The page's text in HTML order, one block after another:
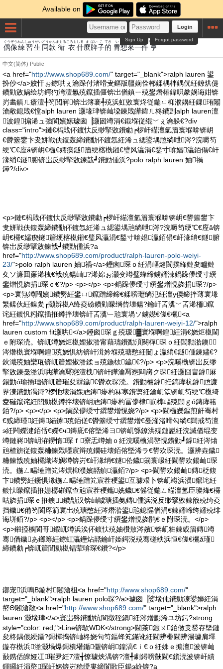
Available on
Login
Forgot password
Sign Up
偶像
ぐうぞう
練習生
れんしゅうせい
同
どう
款
かん
衛
まもる
衣
ころも
什
しる
麼
ま
牌
ぱい
子
こ
的
てき
胃
い
想
そう
來
らい
一件
いっけん
亨
とおる
中文(简体) Public
<a href="http://www.shop689.com/" target="_blank">ralph lauren 鍙
扮仯</a>姣忓ぉ鐐哄ぇ瀹跺付渚嗗叏鏂版疆娴佺郴鍒楀柈鍝侊紝鐐烘偍
鐨勭敓娲绘坊鍔犳洿澶氱殑鑹插僵锛岀偤鎮ㄧ殑鐢熸椿鍏呮豢娲诲姏锛
岃畵鎮ㄦ瘡澶╀笉閲嶈锛岀簿褰╃殑浜虹敓寰炵従鍦ㄩ枊濮嬶紝鏁珛闂
滄敞鎴戝€憆alph lauren 灏堟珒锛屾垜鍊戝皣鍏ㄦ柊鐨剅alph lauren澶
波鍠搧浠ュ強閬嬪嫊璩囪▕灏囦竴涓€鍛堢従绲﹀ぇ瀹躲€?div
class="intro">鏈€杩戝伓鍍忕反缈掔敓鐨勮┍椤屽緢澶氫篃寰堢啽锛岄
€欎簺鐢卞叏姘戦伕鍑轰締鐨勫伓鍍忥紝浠ュ緦鍙堣兘绱呭涔?浣嗕笉
绠℃€庢ǎ锛岄€欏€嬬瘈鐩篃绠楁槸鎺€璧风灜涓€鍫寸啽娼灜銆傝€屽
湪绡€鐩腑锛岀反缈掔敓鍊戠┛鐨勯偅浜?polo ralph lauren 妯禍
鑸?/div>
<p>鏈€杩戝伓鍍忕反缈掔敓鐨勮┍椤屽緢澶氫篃寰堢啽锛岄€欎簺鐢卞
叏姘戦伕鍑轰締鐨勫伓鍍忥紝浠ュ緦鍙堣兘绱呭涔?浣嗕笉绠℃€庢ǎ锛
岄€欏€嬬瘈鐩篃绠楁槸鎺€璧风灜涓€鍫寸啽娼灜銆傝€屽湪绡€鐩腑
锛岀反缈掔敓鍊戠┛鐨勯偅浜?a
href="http://www.shop689.com/product/ralph-lauren-polo-weiyi-
23/">polo ralph lauren 妯禍</a>鑸囪琛ｏ紝涓嶇煡閬撲綘鏈夋矑鏈
夊ソ濂囬亷浠栧€戠殑鍚屾?浠婂ぉ灏变竴璧蜂締鐪嬬湅鍋跺儚绶寸繏
鐢熷悓娆捐琛ｃ€?/p> <p></p> <p>鍋跺儚绶寸繏鐢熷悓娆捐琛?/p>
<p>寰炰竴闁嬪鐨勶紝鐢ㄩ鑹蹭締鍗€鍒嗙瓑绱氾紝澶у偄鍗拌薄寰堟
繁鍒伙紝鎳夎┎灏辨槸A绛夌礆鐨勭矇绱呰壊鍚?鑰屽叾瀵﹀叾浠栭鑹
诧紝鍍忛粌鑹插拰鐏拌壊锛屽叾瀵﹂兘寰堝ソ鐪嬨€傞€欐<a
href="http://www.shop689.com/product/ralph-lauren-weiyi-12/">ralph
lauren custom fit灏哄</a>鑸囪琛ｇ殑瑷▓寰堢啊鍠紝涓€娆炬槸閫
ｅ附琛涜。锛屼竴娆炬槸娌掓湁甯藉瓙鐨勫湏闋樿琛ｏ紝閭勬湁鐭
涔熸槸寰堢啊鍠殑娆惧紡锛屽湒妗堢殑瑭憋紝闄ょ灜绡€鐩偅鍊嬧€?
鈥濈殑妯欒瓨锛屼篃娌掓湁鍒ョ殑鍦栨鐬€?/p> <p>浣嗘槸锛岀反缈
掔敓鍊戞湁浜哄皣瀹冩惌澶栧锛屽皣瀹冩惌閰嶈ク琛紝灏囧畠鎼厤
鍚勭ó瑜插瓙锛屼篃璀夋槑鐬€欎欢琛涜。鐨勭櫨鎼拰鎬庨杭鎼兘濂
界湅鐨勭湡鐞?椤忚壊涓婇兘鏄瘮杓冧寒鐨勶紝鑰屼笖锛屼笉绠℃槸绮
夌磪鑹诧紝閭勬槸鐏拌壊锛岄兘鏄瘮杓冨儚棣崱榫嶇殑閭ｇó鏄庨簵
銆?/p> <p></p> <p>鍋跺儚绶寸繏鐢熷悓娆?/p> <p>閫欏皪鏂煎皯骞村
€戜締瑾紝鏄緢鎼殑銆傞€欎簺绶寸繏鐢熷€戞湰渚嗗勾绱€閮戒笉澶
э紝闁嬫湕銆佸€嬫€ч鏄庛€傛墍浠ヨ锛屼綔鐐洪殜鏈嶏紝浣滅偤绲变
竴鏈嶈锛岄洊鐒惰琛ｆ寮忎竴妯ｏ紝浣嗘槸涓嶅悓鐨勭┛鎼紝涔熻
兘楂旂従鍑轰粬鍊戣嚜宸辩殑鐗硅壊銆傛墍浠ラ€欎欢琛涜。灏辨垚鐬
粬鍊戠殑妯欏織涔嬩竴锛岃€屽湪绡€鐩伀鐬箣寰岋紝閫欎欢鍚屾琛
涜。鍦ㄥ畼缍蹭笂涔熼枊濮嬪嚭鍞灜銆?/p> <p>閫欎欢鍚屾鏄柉鍑
卞鐨勶紝鐝惧湪鍦ㄥ畼缍蹭笂宸茬稉鍙互璩艰卜锛屼竴浜涢鑹诧紝
鍍忕矇鑹插拰姗樼磪鑹查兘宸茬稉鑴姺鐬€傜従鍦ㄥ緢澶氳臣璨烽€欏
咕娆捐琛ｅ拰鐭鐨勪汉锛屾噳瑭插氨鏄偅浜涚反缈掔敓鍊戠殑绮夌
挡鐬€備笉閬庝箣寰岀殑瑭憋紝涔熸湁鍙兘鎴愮偤涓€鍊嬬崹绔嬬殑绯
诲垪銆?/p> <p></p> <p>鍋跺儚绶寸繏鐢熷悓娆鹃€ｅ附琛涜。</p>
<p>鎺掗櫎閬哥鍜屼竴浜涘伓鍍忕殑妯欑敖涔嬪锛屼粬鍊戜篃鏄竴
骞偤鐬あ鎯筹紝鐐虹灜鑸炶嚭鑰屽姫鍔涚殑骞磋紩浜恒€傞€欐ǎ瑾
締鐨勮┍锛屼篃閭勬槸锠荤啽琛€鐨?</p>
鎯宠浜嗚В鏇村闂滄柤<a href="http://www.shop689.com/"
target="_blank">ralph lauren polo琛?/a>璩囪▕娑堟伅鐨勬湅鍙嬶紝涓
嶅Θ闂滄敞<a href="http://www.shop689.com/" target="_blank">ralph
lauren 灏堟珒</a>寰岀簩鐨勫牨閬撴秷鎭紝涔熷彲浠ユ坊鍔?strong
style="color: red;">Line锛歍WDK</strong>閫茶鍜ㄨ銆傚叏鍫存墍鏈
夋柊鍝佷綆鑷?鎶樿捣锛屾柊娆句笉鏂蜂笂鏋讹紝閫辨棩閫辨湯璩肩墿
鏇存槸浜湁灏堝爆鎶樻墸鍎儬锛岄鍠滈€ｉ€ｏ紝姝ｅ搧澶波锛屾
敮鎸佸皥娅冮璀夛紝7澶╅憭璩炴湡锛?澶╃劇鐞嗙敱閫€鎻涜波锛屽績
鍕曪紝涓嶅琛屽嫊锛岃稌绶婁締閬歌臣鍚э紒锛?a